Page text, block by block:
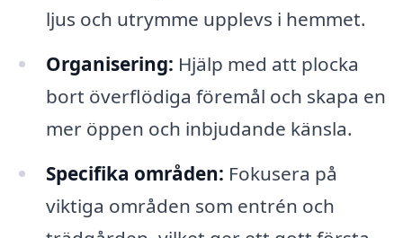
ljus och utrymme upplevs i hemmet.
Organisering: Hjälp med att plocka
bort överflödiga föremål och skapa en
mer öppen och inbjudande känsla.
Specifika områden: Fokusera på
viktiga områden som entrén och